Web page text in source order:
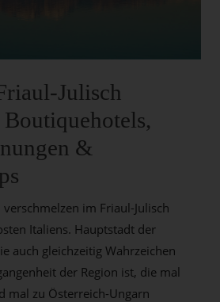
Julisch
&
im Friaul-Julisch
Italiens. Hauptstadt der
auch gleichzeitig Wahrzeichen
der Region ist, die mal
mal zu Österreich-Ungarn